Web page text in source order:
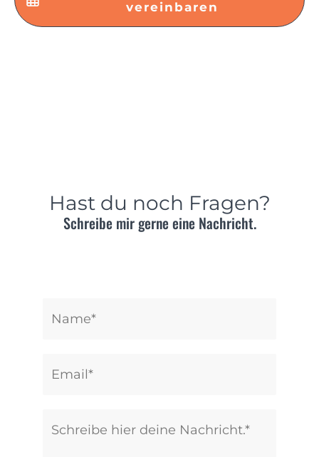
vereinbaren
Hast du noch Fragen?
Schreibe mir gerne eine Nachricht.